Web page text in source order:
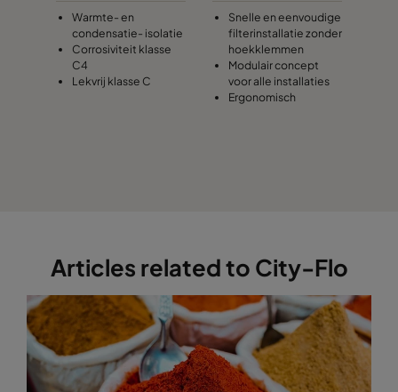
Warmte- en
condensatie- isolatie
Corrosiviteit klasse
C4
Lekvrij klasse C
Snelle en eenvoudige
filterinstallatie zonder
hoekklemmen
Modulair concept
voor alle installaties
Ergonomisch
Articles related to City-Flo